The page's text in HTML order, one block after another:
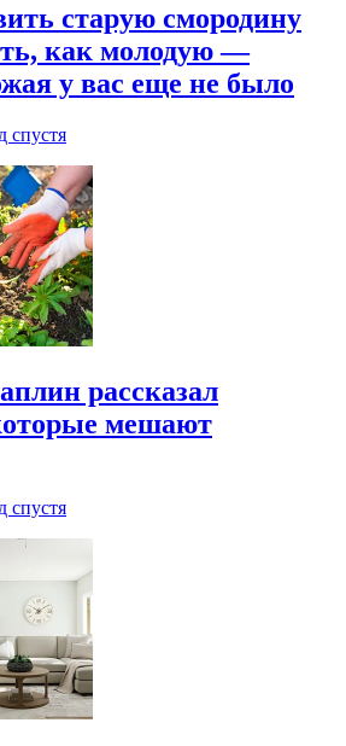
старую смородину
как молодую —
у вас еще не было
спустя
рассказал
мешают
спустя